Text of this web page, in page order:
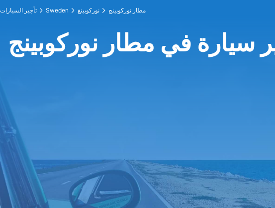
تأجير السيارات Sweden نوركوبينغ مطار نوركوبينج
سيارة في مطار نوركوبينج